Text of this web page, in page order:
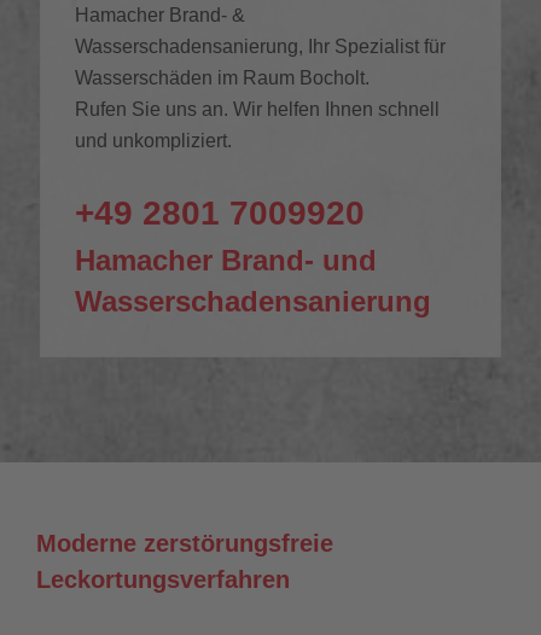
Hamacher Brand- &
Wasserschadensanierung, Ihr Spezialist für
Wasserschäden im Raum Bocholt.
Rufen Sie uns an. Wir helfen Ihnen schnell
und unkompliziert.
+49 2801 7009920
Hamacher Brand- und
Wasserschadensanierung
Moderne zerstörungsfreie
Leckortungsverfahren